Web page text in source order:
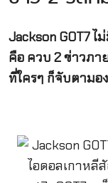
Jackson GOT7
คือ ควบ 2 ข่าวภ
ที่ใครๆ ก็จับตามอ